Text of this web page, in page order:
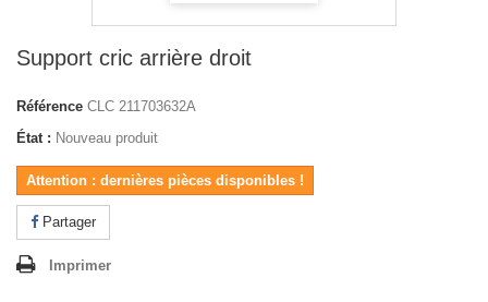
Support cric arrière droit
Référence CLC 211703632A
État : Nouveau produit
Attention : dernières pièces disponibles !
Partager
Imprimer